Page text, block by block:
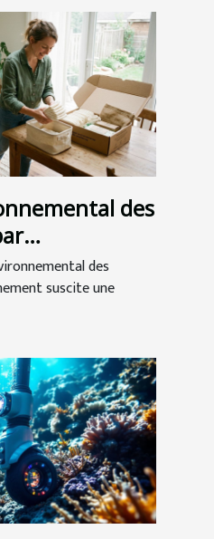
des
des
suscite une